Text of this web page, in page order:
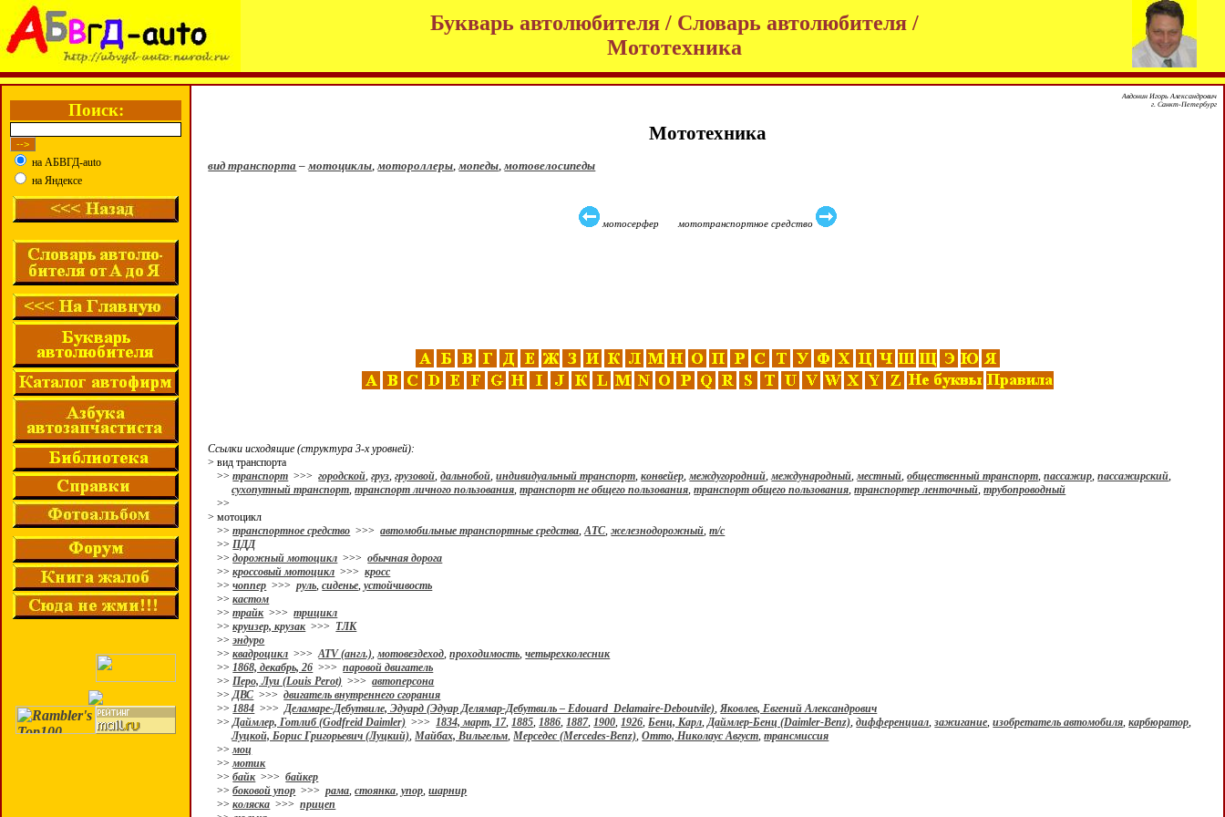
Букварь автолюбителя / Словарь автолюбителя /
Мототехника
Поиск:
на АБВГД-auto
на Яндексе
Авдонин Игорь Александрович
г. Санкт-Петербург
Мототехника
вид транспорта –мотоциклы,мотороллеры,мопеды,мотовелосипеды
мотосерфер мототранспортное средство
Ссылки исходящие (структура 3-х уровней):
> вид транспорта
>>транспорт >>>городской,груз,грузовой,дальнобой,индивидуальный транспорт,конвейер,междугородний,международный,местный,общественный транспорт,пассажир,пассажирский,
сухопутный транспорт,транспорт личного пользования,транспорт не общего пользования,транспорт общего пользования,транспортер ленточный,трубопроводный
>>
> мотоцикл
>>транспортное средство >>>автомобильные транспортные средства,АТС,железнодорожный,т/с
>>ПДД
>>дорожный мотоцикл >>>обычная дорога
>>кроссовый мотоцикл >>>кросс
>>чоппер >>>руль,сиденье,устойчивость
>>кастом
>>трайк >>>трицикл
>>круизер, крузак >>> ТЛК
>>эндуро
>>квадроцикл >>>ATV (англ.),мотовездеход,проходимость,четырехколесник
>>1868, декабрь, 26 >>>паровой двигатель
>>Перо, Луи (Louis Perot) >>>автоперсона
>>ДВС >>>двигатель внутреннего сгорания
>>1884 >>>Деламаре-Дебутвиле, Эдуард (Эдуар Делямар-Дебутвиль – Edouard Delamaire-Deboutvile),Яковлев, Евгений Александрович
>>Даймлер, Готлиб (Godfreid Daimler) >>>1834, март, 17,1885,1886,1887,1900,1926,Бенц, Карл,Даймлер-Бенц (Daimler-Benz),дифференциал,зажигание,изобретатель автомобиля,карбюратор,
Луцкой, Борис Григорьевич (Луцкий),Майбах, Вильгельм,Мерседес (Mercedes-Benz),Отто, Николаус Август,трансмиссия
>>моц
>>мотик
>>байк >>>байкер
>>боковой упор >>>рама,стоянка,упор,шарнир
>>коляска >>>прицеп